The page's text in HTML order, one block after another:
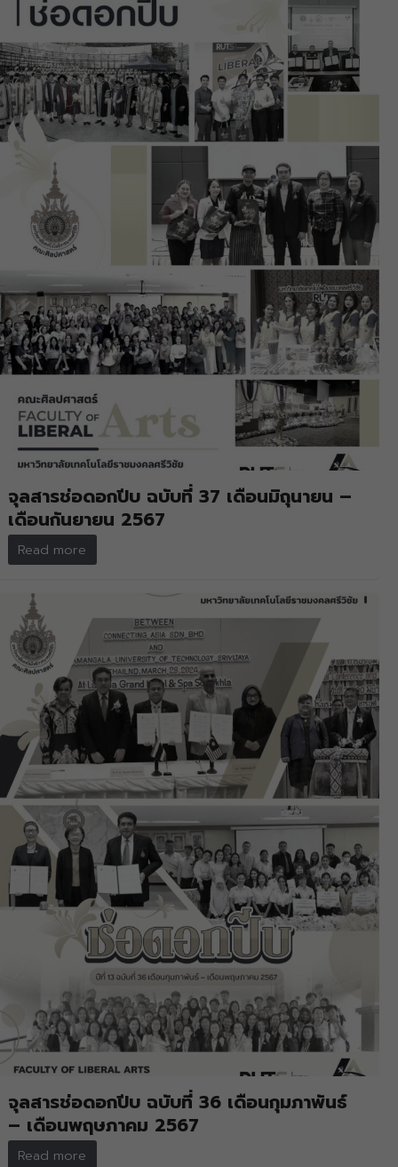
จุลสารช่อดอกปีบ ฉบับที่ 37 เดือนมิถุนายน –
เดือนกันยายน 2567
Read more
จุลสารช่อดอกปีบ ฉบับที่ 36 เดือนกุมภาพันธ์
– เดือนพฤษภาคม 2567
Read more